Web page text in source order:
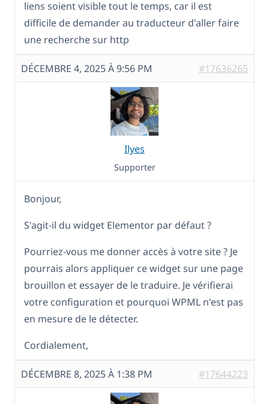
liens soient visible tout le temps, car il est
difficile de demander au traducteur d'aller faire
une recherche sur http
DÉCEMBRE 4, 2025 À 9:56 PM #17636265
Ilyes
Supporter
Bonjour,
S'agit-il du widget Elementor par défaut ?
Pourriez-vous me donner accès à votre site ? Je
pourrais alors appliquer ce widget sur une page
brouillon et essayer de le traduire. Je vérifierai
votre configuration et pourquoi WPML n'est pas
en mesure de le détecter.
Cordialement,
DÉCEMBRE 8, 2025 À 1:38 PM #17644223